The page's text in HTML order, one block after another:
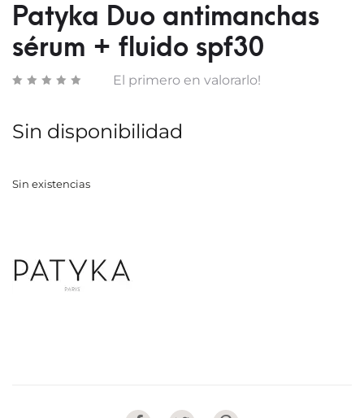
Patyka Duo antimanchas
sérum + fluido spf30
El primero en valorarlo!
Sin disponibilidad
Sin existencias